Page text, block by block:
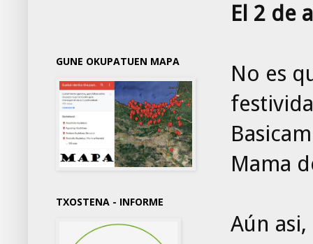
El 2 de
No es
Mama
Aún
GUNE OKUPATUEN MAPA
TXOSTENA - INFORME